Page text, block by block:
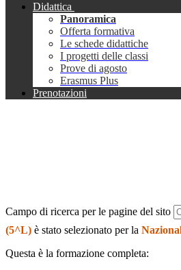
Didattica
Panoramica
Offerta formativa
Le schede didattiche
I progetti delle classi
Prove di agosto
Erasmus Plus
Prenotazioni
Campo di ricerca per le pagine del sito
(5^L) è stato selezionato per la
Questa è la formazione completa: